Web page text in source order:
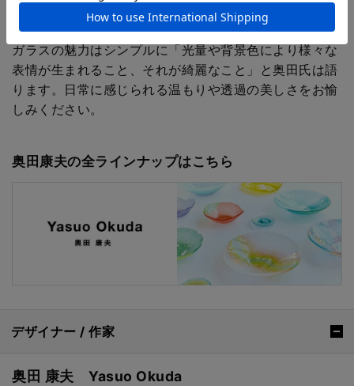
は素焼きの型肌と微細な気泡が共存し、光を受けてやさ
しく輝きます。
ガラスの魅力はシンプルに「光量や背景色により様々な
表情が生まれること、それが綺麗なこと」と奥田氏は語
ります。日常に感じられる温もりや透過の美しさをお愉
しみください。
奥田康夫の全ラインナップはこちら
デザイナー / 作家
奥田 康夫 Yasuo Okuda